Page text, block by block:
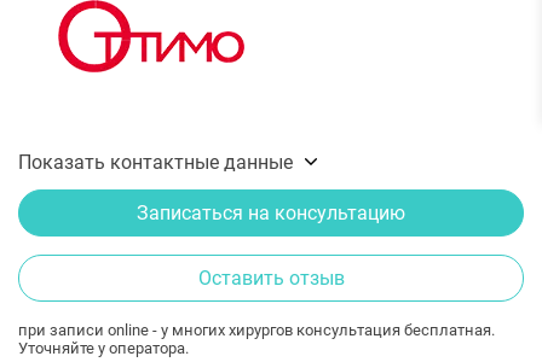
Показать контактные данные
Записаться на консультацию
Оставить отзыв
при записи online - у многих хирургов консультация бесплатная.
Уточняйте у оператора.